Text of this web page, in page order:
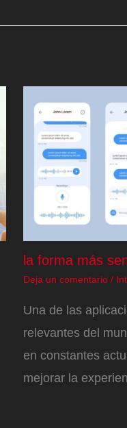
la forma más
Deja un comentario /
Una de las
relevantes del
en constantes
mejorar la